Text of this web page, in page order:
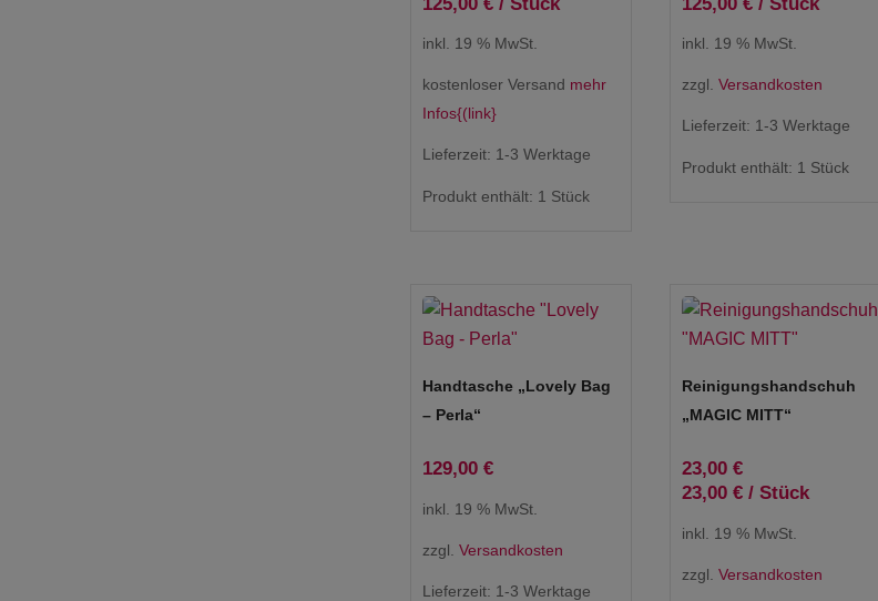
inkl. 19 % MwSt.
kostenloser Versand mehr
Infos{(link}
Lieferzeit: 1-3 Werktage
Produkt enthält: 1 Stück
inkl. 19 % MwSt.
zzgl.Versandkosten
Lieferzeit: 1-3 Werktage
Produkt enthält: 1 Stück
Handtasche „Lovely Bag
– Perla“
129,00 €
inkl. 19 % MwSt.
zzgl. Versandkosten
Lieferzeit: 1-3 Werktage
Reinigungshandschuh
„MAGIC MITT“
23,00€
23,00€ /Stück
inkl. 19 % MwSt.
zzgl.Versandkosten